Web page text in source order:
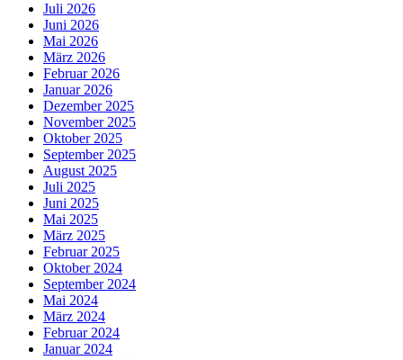
Juli 2026
Juni 2026
Mai 2026
März 2026
Februar 2026
Januar 2026
Dezember 2025
November 2025
Oktober 2025
September 2025
August 2025
Juli 2025
Juni 2025
Mai 2025
März 2025
Februar 2025
Oktober 2024
September 2024
Mai 2024
März 2024
Februar 2024
Januar 2024